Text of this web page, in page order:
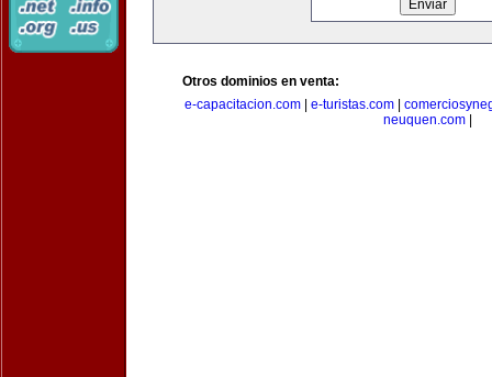
Otros dominios en venta:
e-capacitacion.com
e-turistas.com
neuquen.com|